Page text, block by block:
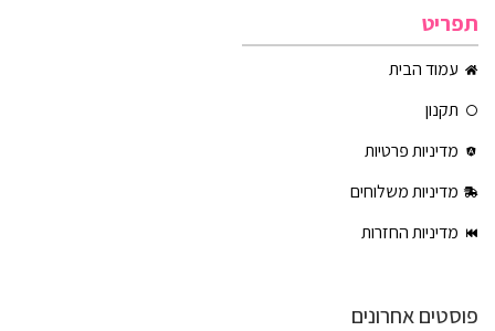
תפריט
עמוד הבית
תקנון
מדיניות פרטיות
מדיניות משלוחים
מדיניות החזרות
פוסטים אחרונים